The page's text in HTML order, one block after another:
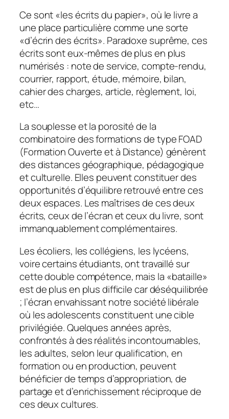
Ce sont «les écrits du papier», où le livre a
une place particulière comme une sorte
«d’écrin des écrits». Paradoxe suprême, ces
écrits sont eux-mêmes de plus en plus
numérisés : note de service, compte-rendu,
courrier, rapport, étude, mémoire, bilan,
cahier des charges, article, règlement, loi,
etc…
La souplesse et la porosité de la
combinatoire des formations de type FOAD
(Formation Ouverte et à Distance) génèrent
des distances géographique, pédagogique
et culturelle. Elles peuvent constituer des
opportunités d’équilibre retrouvé entre ces
deux espaces. Les maîtrises de ces deux
écrits, ceux de l’écran et ceux du livre, sont
immanquablement complémentaires.
Les écoliers, les collégiens, les lycéens,
voire certains étudiants, ont travaillé sur
cette double compétence, mais la «bataille»
est de plus en plus difficile car déséquilibrée
; l’écran envahissant notre société libérale
où les adolescents constituent une cible
privilégiée. Quelques années après,
confrontés à des réalités incontournables,
les adultes, selon leur qualification, en
formation ou en production, peuvent
bénéficier de temps d’appropriation, de
partage et d’enrichissement réciproque de
ces deux cultures.